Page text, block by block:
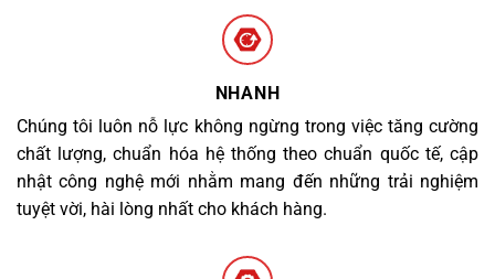
NHANH
Chúng tôi luôn nỗ lực không ngừng trong việc tăng cường
chất lượng, chuẩn hóa hệ thống theo chuẩn quốc tế, cập
nhật công nghệ mới nhằm mang đến những trải nghiệm
tuyệt vời, hài lòng nhất cho khách hàng.